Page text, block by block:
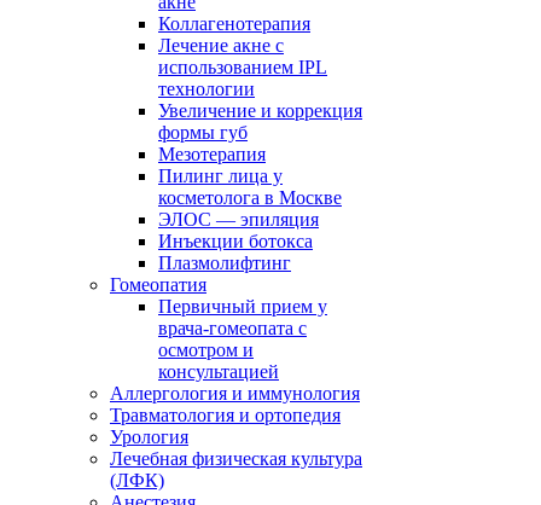
Коллагенотерапия
Лечение акне с
использованием IPL
технологии
Увеличение и коррекция
формы губ
Мезотерапия
Пилинг лица у
косметолога в Москве
ЭЛОС — эпиляция
Инъекции ботокса
Плазмолифтинг
Гомеопатия
Первичный прием у
врача-гомеопата с
осмотром и
консультацией
Аллергология и иммунология
Травматология и ортопедия
Урология
Лечебная физическая культура
(ЛФК)